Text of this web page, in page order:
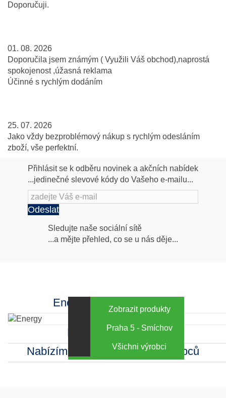
Doporučuji.
01. 08. 2026
Doporučila jsem známým ( Využili Váš obchod),naprostá
spokojenost ,úžasná reklama
Účinné s rychlým dodáním
25. 07. 2026
Jako vždy bezproblémový nákup s rychlým odesláním
zboží, vše perfektní.
Přihlásit se k odběru novinek a akčních nabídek
...jedinečné slevové kódy do Vašeho e-mailu...
Odeslat
Následujte
Sledujte naše sociální sítě
...a mějte přehled, co se u nás děje...
Energy za výhodné ceny
Zobrazit produkty
Kamenná prodejna
Praha 5 - Smíchov
Nabízíme sortiment mnoha výrobců
Všichni výrobci